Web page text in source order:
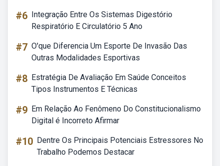
#6 Integração Entre Os Sistemas Digestório
Respiratório E Circulatório 5 Ano
#7 O'que Diferencia Um Esporte De Invasão Das
Outras Modalidades Esportivas
#8 Estratégia De Avaliação Em Saúde Conceitos
Tipos Instrumentos E Técnicas
#9 Em Relação Ao Fenômeno Do Constitucionalismo
Digital é Incorreto Afirmar
#10 Dentre Os Principais Potenciais Estressores No
Trabalho Podemos Destacar